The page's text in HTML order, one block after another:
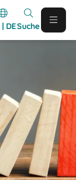
| DESuche